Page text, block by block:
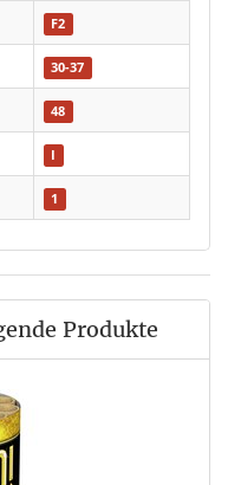
F2
30-37
48
I
1
Produkte